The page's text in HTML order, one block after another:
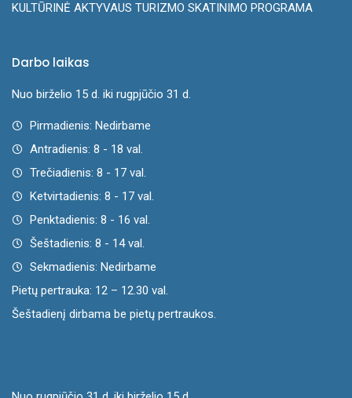
KULTŪRINĖ AKTYVAUS TURIZMO SKATINIMO PROGRAMA
Darbo laikas
Nuo birželio 15 d. iki rugpjūčio 31 d.
Pirmadienis: Nedirbame
Antradienis: 8 - 18 val.
Trečiadienis: 8 - 17 val.
Ketvirtadienis: 8 - 17 val.
Penktadienis: 8 - 16 val.
Šeštadienis: 8 - 14 val.
Sekmadienis: Nedirbame
Pietų pertrauka: 12 – 12.30 val.
Šeštadienį dirbama be pietų pertraukos.